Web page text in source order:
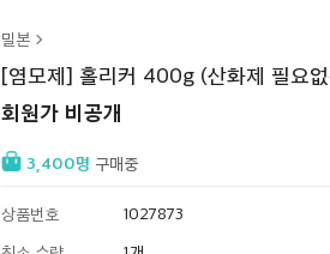
밀본
[염모제] 홀리커 400g (산화제 필요
회원가 비공개
3,400 구매중
상품번호
1027873